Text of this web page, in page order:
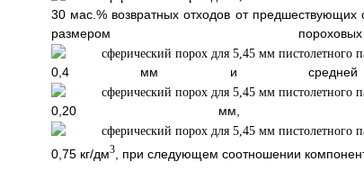
30 мас.% возвратных отходов от предшествующих
размером
0,4 мм и средней
0,20 мм,
0,75 кг/дм3, при следующем соотношении